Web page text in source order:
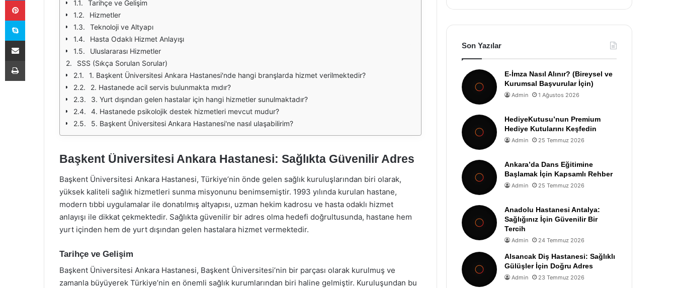
Tarihçe ve Gelişim
Hizmetler
Teknoloji ve Altyapı
Hasta Odaklı Hizmet Anlayışı
Uluslararası Hizmetler
SSS (Sıkça Sorulan Sorular)
1. Başkent Üniversitesi Ankara Hastanesi'nde hangi branşlarda hizmet verilmektedir?
2. Hastanede acil servis bulunmakta mıdır?
3. Yurt dışından gelen hastalar için hangi hizmetler sunulmaktadır?
4. Hastanede psikolojik destek hizmetleri mevcut mudur?
5. Başkent Üniversitesi Ankara Hastanesi'ne nasıl ulaşabilirim?
Başkent Üniversitesi Ankara Hastanesi: Sağlıkta Güvenilir Adres
Başkent Üniversitesi Ankara Hastanesi, Türkiye’nin önde gelen sağlık kuruluşlarından biri olarak,
yüksek kaliteli sağlık hizmetleri sunma misyonunu benimsemiştir. 1993 yılında kurulan hastane,
modern tıbbi uygulamalar ile donatılmış altyapısı, uzman hekim kadrosu ve hasta odaklı hizmet
anlayışı ile dikkat çekmektedir. Sağlıkta güvenilir bir adres olma hedefi doğrultusunda, hastane hem
yurt içinden hem de yurt dışından gelen hastalara hizmet vermektedir.
Tarihçe ve Gelişim
Başkent Üniversitesi Ankara Hastanesi, Başkent Üniversitesi’nin bir parçası olarak kurulmuş ve
zamanla büyüyerek Türkiye’nin en önemli sağlık kurumlarından biri haline gelmiştir. Kuruluşundan bu
Son Yazılar
E-İmza Nasıl Alınır? (Bireysel ve
Kurumsal Başvurular İçin)
Admin 1 Ağustos 2026
HediyeKutusu’nun Premium
Hediye Kutularını Keşfedin
Admin 25 Temmuz 2026
Ankara’da Dans Eğitimine
Başlamak İçin Kapsamlı Rehber
Admin 25 Temmuz 2026
Anadolu Hastanesi Antalya:
Sağlığınız İçin Güvenilir Bir
Tercih
Admin 24 Temmuz 2026
Alsancak Diş Hastanesi: Sağlıklı
Gülüşler İçin Doğru Adres
Admin 23 Temmuz 2026
Skype
E-Posta ile paylaş